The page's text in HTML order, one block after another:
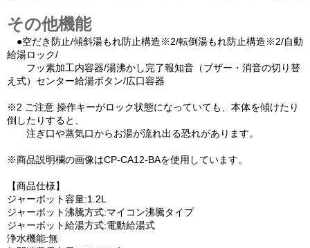
その他機能
●空だき防止/傾斜湯もれ防止構造※2/転倒湯もれ防止構造※2/自動
給湯ロック/
フッ素加工内容器/湯沸かし完了報知音（ブザー・消音の切り替
え式）センター給湯ボタン/広口容器
※2 ご注意 操作キーがロック状態になっていても、本体を傾けたり
倒したりすると、
注ぎ口や蒸気口からお湯が流れ出る恐れがあります。
※商品説明欄の画像はCP-CA12-BAを使用しています。
【商品仕様】
ジャーポット容量:1.2L
ジャーポット沸騰方式:マイコン沸騰タイプ
ジャーポット給湯方式:電動給湯式
浄水機能:無